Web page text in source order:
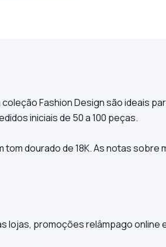
Fashion Design são ideais
iniciais de 50 a 100 peças.
dourado de 18K. As notas
lojas, promoções relâmpago online